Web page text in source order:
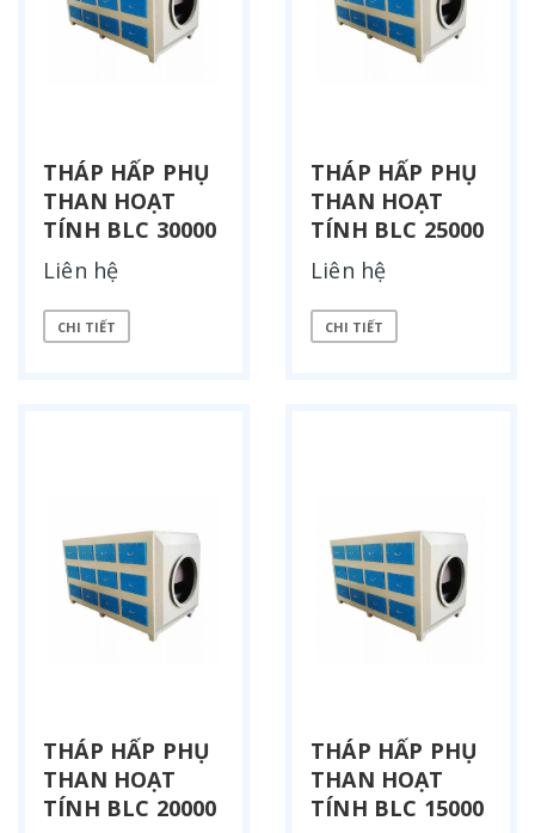
THÁP HẤP PHỤ
THAN HOẠT
TÍNH BLC 30000
Liên hệ
CHI TIẾT
THÁP HẤP PHỤ
THAN HOẠT
TÍNH BLC 25000
Liên hệ
CHI TIẾT
THÁP HẤP PHỤ
THAN HOẠT
TÍNH BLC 20000
THÁP HẤP PHỤ
THAN HOẠT
TÍNH BLC 15000